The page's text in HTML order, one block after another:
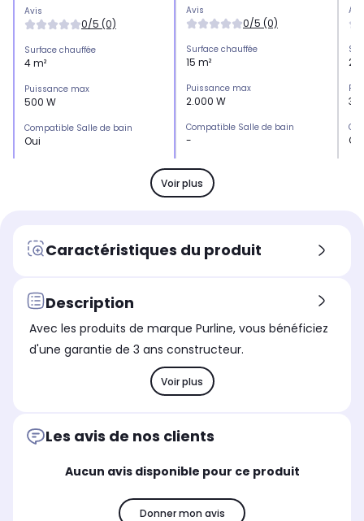
Avis
0/5 (0)
Surface chauffée
4 m²
Puissance max
500 W
Compatible Salle de bain
Oui
Oscillation
Non
Norme IP24 : Protège votre
appareil des projections
d'eau
Dimensions l x h x p
Avis
0/5 (0)
Surface chauffée
15 m²
Puissance max
2.000 W
Compatible Salle de bain
-
Type
Sèche serviette
Oscillation
-
Dimensions l x h x p
24.6 x 34.1 x 16.1 cm
Fabriqué en
20
Oui
Voir plus
Caractéristiques du produit
Description
Avec les produits de marque Purline, vous bénéficiez
d'une garantie de 3 ans constructeur.
Voir plus
Les avis de nos clients
Aucun avis disponible pour ce produit
Donner mon avis